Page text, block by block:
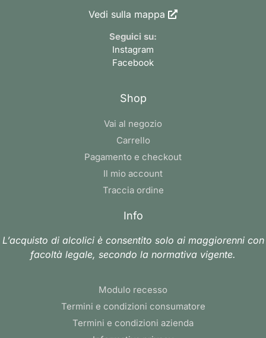
Vedi sulla mappa
Seguici su:
Instagram
Facebook
Shop
Vai al negozio
Carrello
Pagamento e checkout
Il mio account
Traccia ordine
Info
L’acquisto di alcolici è consentito solo ai maggiorenni con
facoltà legale, secondo la normativa vigente.
Modulo recesso
Termini e condizioni consumatore
Termini e condizioni azienda